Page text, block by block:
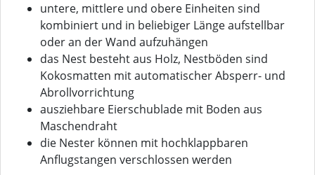
untere, mittlere und obere Einheiten sind
kombiniert und in beliebiger Länge aufstellbar
oder an der Wand aufzuhängen
das Nest besteht aus Holz, Nestböden sind
Kokosmatten mit automatischer Absperr- und
Abrollvorrichtung
ausziehbare Eierschublade mit Boden aus
Maschendraht
die Nester können mit hochklappbaren
Anflugstangen verschlossen werden